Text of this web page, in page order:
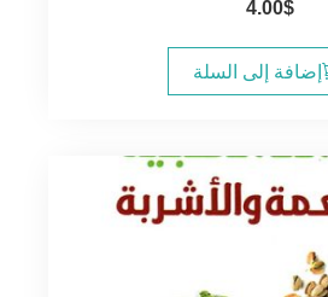
4.00$
إضافة إلى السلة